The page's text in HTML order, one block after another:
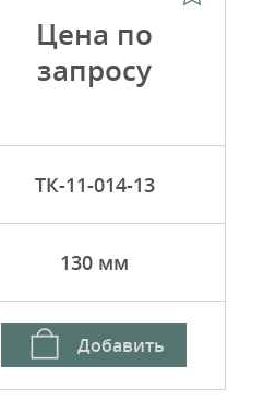
Цена по
запросу
ТК-11-014-13
130 мм
Добавить